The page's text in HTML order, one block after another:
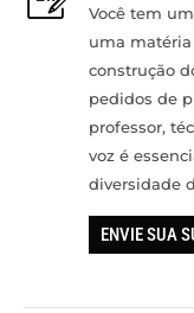
Você tem
uma matéria
construção
pedidos de
professor,
voz é
diversidade
ENVIE SUA